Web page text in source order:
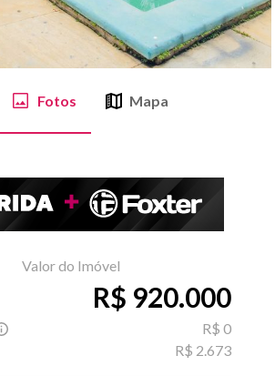
Fotos Mapa
Valor do Imóvel
R$ 920.000
R$ 0
R$ 2.673